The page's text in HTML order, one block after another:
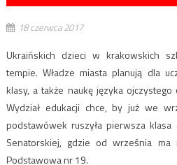
18 czerwca 2017
Ukraińskich dzieci w krakowskich
tempie. Władze miasta planują dla
klasy, a także naukę języka
Wydział edukacji chce, by już we
podstawówek ruszyła pierwsza
Senatorskiej, gdzie od września ma
Podstawowa nr 19.